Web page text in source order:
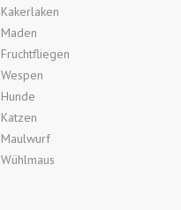
Kakerlaken
Maden
Fruchtfliegen
Wespen
Hunde
Katzen
Maulwurf
Wühlmaus